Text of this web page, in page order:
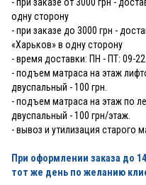
одну сторону
- при заказе до 3000 грн -
«Харьков» в одну сторону
- время доставки: ПН - ПТ: 09-
- подъем матраса на этаж
двуспальный - 100 грн.
- подъем матраса на этаж по
двуспальный - 100 грн/этаж.
- вывоз и утилизация старого
При оформлении заказа до
тот же день по желанию